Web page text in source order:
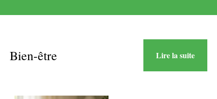
Bien-être Lire la suite